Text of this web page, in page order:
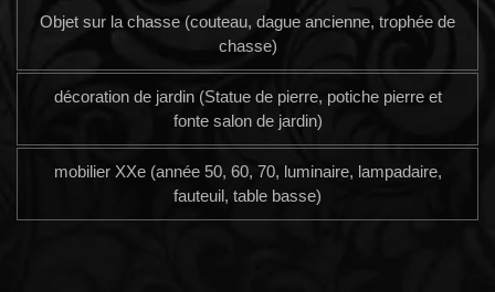
Objet sur la chasse (couteau, dague ancienne, trophée de
chasse)
décoration de jardin (Statue de pierre, potiche pierre et
fonte salon de jardin)
mobilier XXe (année 50, 60, 70, luminaire, lampadaire,
fauteuil, table basse)